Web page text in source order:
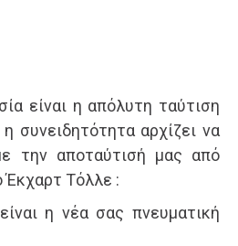
είναι η απόλυτη ταύτιση
συνειδητότητα αρχίζει να
την αποταύτισή μας από
Έκχαρτ Τόλλε :
η νέα σας πνευματική